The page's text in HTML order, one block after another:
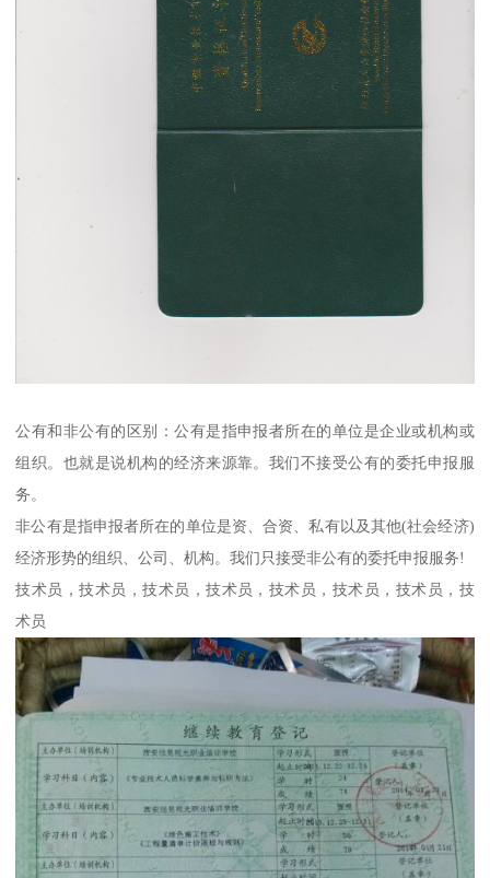
公有和非公有的区别：公有是指申报者所在的单位是企业或机构或
组织。也就是说机构的经济来源靠。我们不接受公有的委托申报服
务。
非公有是指申报者所在的单位是资、合资、私有以及其他(社会经济)
经济形势的组织、公司、机构。我们只接受非公有的委托申报服务!
技术员，技术员，技术员，技术员，技术员，技术员，技术员，技
术员